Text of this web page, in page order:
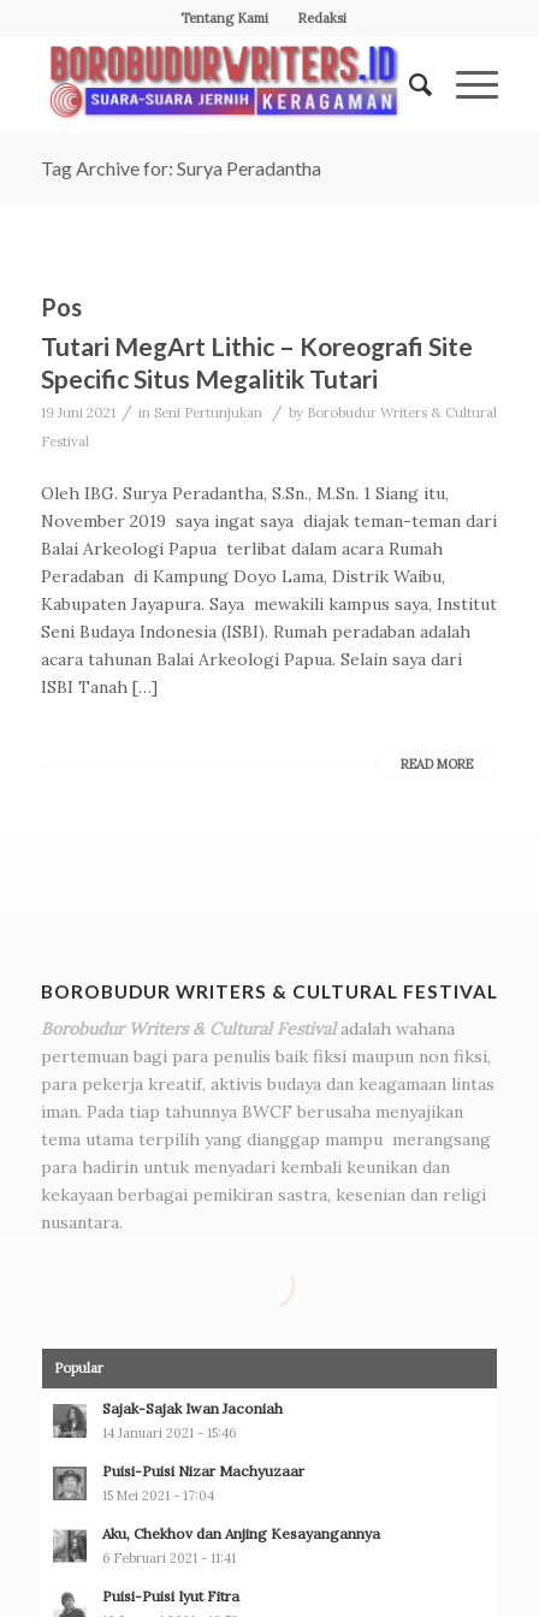
Tentang Kami Redaksi
Tag Archive for: Surya Peradantha
Pos
Tutari MegArt Lithic – Koreografi Site
Specific Situs Megalitik Tutari
19 Juni 2021 / in Seni Pertunjukan / by Borobudur Writers & Cultural
Festival
Oleh IBG. Surya Peradantha, S.Sn., M.Sn. 1 Siang itu,
November 2019 saya ingat saya diajak teman-teman dari
Balai Arkeologi Papua terlibat dalam acara Rumah
Peradaban di Kampung Doyo Lama, Distrik Waibu,
Kabupaten Jayapura. Saya mewakili kampus saya, Institut
Seni Budaya Indonesia (ISBI). Rumah peradaban adalah
acara tahunan Balai Arkeologi Papua. Selain saya dari
ISBI Tanah […]
READ MORE
BOROBUDUR WRITERS & CULTURAL FESTIVAL
Borobudur Writers & Cultural Festivaladalah wahana
pertemuan bagi para penulis baik fiksi maupun non fiksi,
para pekerja kreatif, aktivis budaya dan keagamaan lintas
iman. Pada tiap tahunnya BWCF berusaha menyajikan
tema utama terpilih yang dianggap mampu merangsang
para hadirin untuk menyadari kembali keunikan dan
kekayaan berbagai pemikiran sastra, kesenian dan religi
nusantara.
Popular
Sajak-Sajak Iwan Jaconiah
14 Januari 2021 - 15:46
Puisi-Puisi Nizar Machyuzaar
15 Mei 2021 - 17:04
Aku, Chekhov dan Anjing Kesayangannya
6 Februari 2021 - 11:41
Puisi-Puisi Iyut Fitra